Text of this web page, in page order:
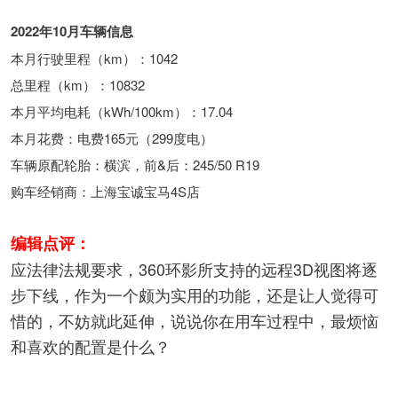
2022年10月车辆信息
本月行驶里程（km）：1042
总里程（km）：10832
本月平均电耗（kWh/100km）：17.04
本月花费： 电费165元（299度电）
车辆原配轮胎：横滨，前&后：245/50 R19
购车经销商：上海宝诚宝马4S店
编辑点评：
应法律法规要求，360环影所支持的远程3D视图将逐
步下线，作为一个颇为实用的功能，还是让人觉得可
惜的，不妨就此延伸，说说你在用车过程中，最烦恼
和喜欢的配置是什么？